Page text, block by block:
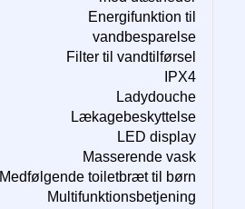
Energifunktion til
vandbesparelse
Filter til vandtilførsel
IPX4
Ladydouche
Lækagebeskyttelse
LED display
Masserende vask
Medfølgende toiletbræt til børn
Multifunktionsbetjening